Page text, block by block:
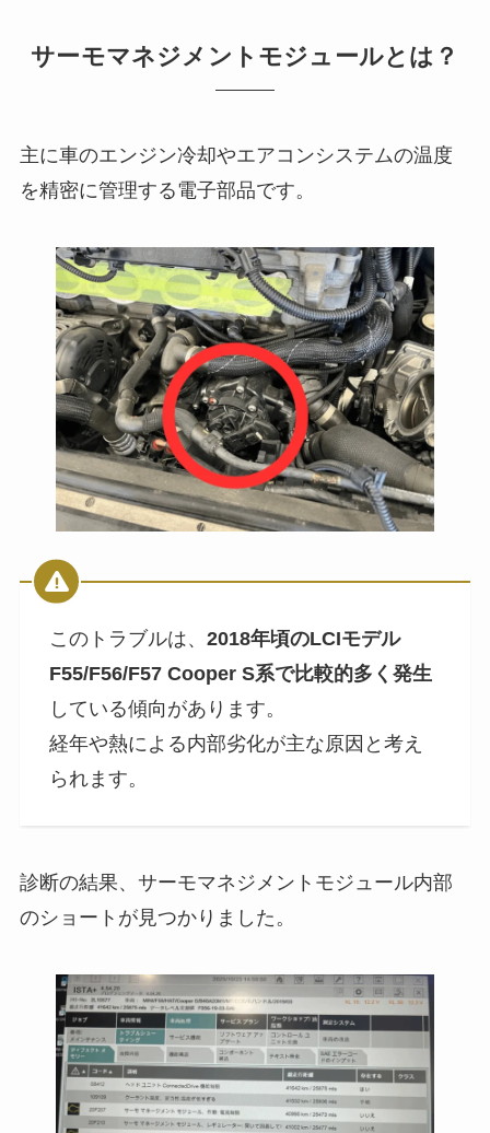
サーモマネジメントモジュールとは？
主に車のエンジン冷却やエアコンシステムの温度
を精密に管理する電子部品です。
このトラブルは、 2018年頃のLCIモデル
F55/F56/F57 Cooper S系で比較的多く発生
している傾向があります。
経年や熱による内部劣化が主な原因と考え
られます。
診断の結果、サーモマネジメントモジュール内部
のショートが見つかりました。